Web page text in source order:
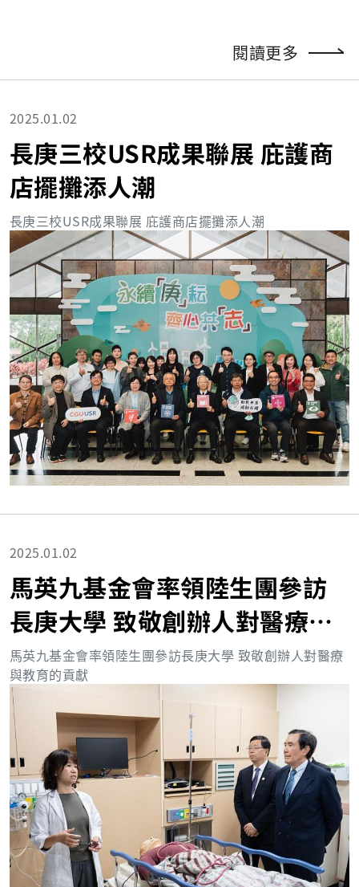
閱讀更多
2025.01.02
長庚三校USR成果聯展 庇護商
店擺攤添人潮
長庚三校USR成果聯展 庇護商店擺攤添人潮
2025.01.02
馬英九基金會率領陸生團參訪
長庚大學 致敬創辦人對醫療與
教育的貢獻
馬英九基金會率領陸生團參訪長庚大學 致敬創辦人對醫療
與教育的貢獻